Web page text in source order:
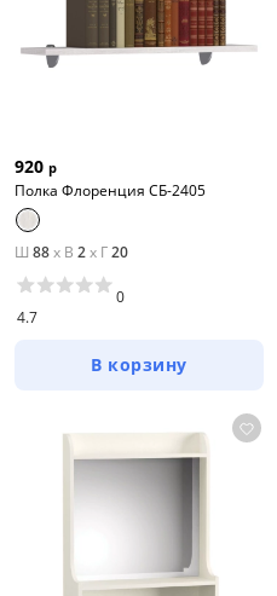
920 р
Полка Флоренция СБ-2405
Ш 88x В 2x Г20
4.7
0
В корзину